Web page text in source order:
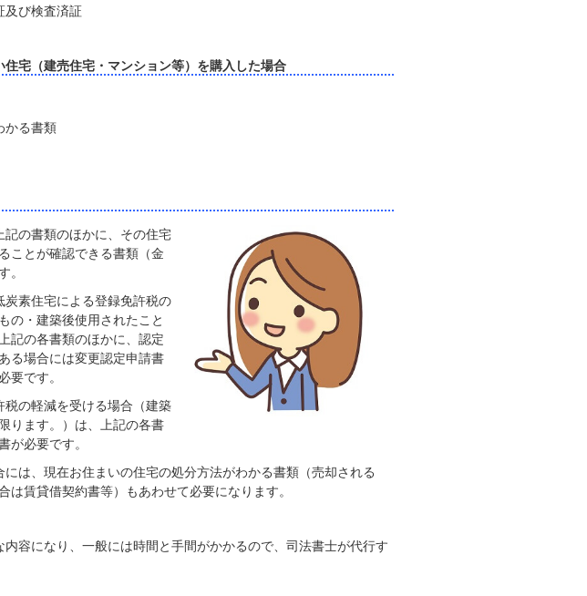
及び検査済証
住宅（建売住宅・マンション等）を購入した場合
かる書類
の書類のほかに、その住宅
ことが確認できる書類（金
。
素住宅による登録免許税の
の・建築後使用されたこと
記の各書類のほかに、認定
る場合には変更認定申請書
要です。
の軽減を受ける場合（建築
ります。）は、上記の各書
が必要です。
は、現在お住まいの住宅の処分方法がわかる書類（売却される
は賃貸借契約書等）もあわせて必要になります。
容になり、一般には時間と手間がかかるので、司法書士が代行す